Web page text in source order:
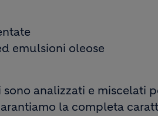
emulsioni oleose
analizzati e miscelati
la completa